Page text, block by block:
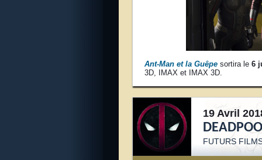
Ant-Man et la Guêpesortira le 6
3D, IMAX et IMAX 3D.
19 Avril
FUTURS